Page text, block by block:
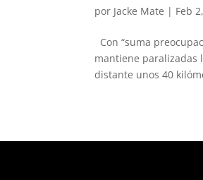
por Jacke Mate | Feb
Con “suma
mantiene paralizadas
distante unos 40